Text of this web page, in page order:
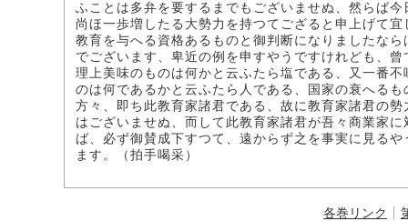
ふことは多弁を要するまでもございませぬ、然らば
尚ほ一歩増したる大勢力を持つてござると申上げて
教育を与へる資格あるものと御判断になりましたな
でございます、卑近の例を申すやうですけれども、
理上美味のものは何かと云ふたら塩である、又一番
のは何であるかと云ふたら人である、国家の衰へる
方々、即ち此教育家諸君である、故に教育家諸君の
はございませぬ、而して此教育家諸君が吾々商業家
ば、必ず御賛成下すつて、遠からず之を事実に見る
ます。（拍手喝采）
各巻リンク